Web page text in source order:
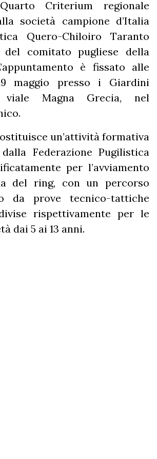
Criterium regionale
società campione d’Italia
Quero-Chiloiro Taranto
del comitato pugliese della
è fissato alle
maggio presso i Giardini
Magna Grecia, nel
un’attività formativa
Federazione Pugilistica
per l’avviamento
del ring, con un percorso
da prove tecnico-tattiche
rispettivamente per le
dai 5 ai 13 anni.